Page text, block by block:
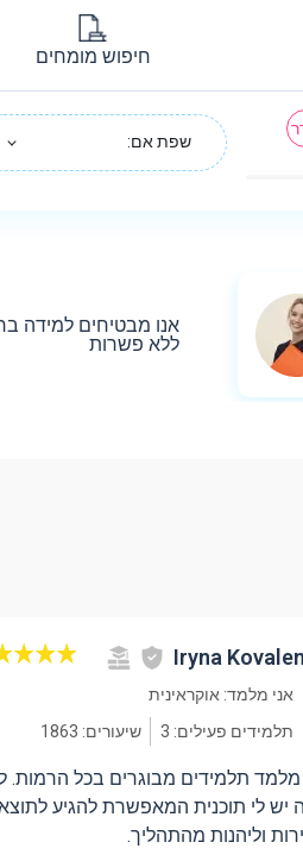
חיפוש מומחים
שפת אם:
אנו מבטיחים למידה
ללא פשרות
Iryna
אני מלמד: אוקראינית
תלמידים פעילים: 3
שיעורים: 1863
מלמד תלמידים מבוגרים בכל הרמות.
יש לי תוכנית המאפשרת להגיע
וליהנות מהתהליך.